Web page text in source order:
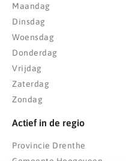
Maandag
Dinsdag
Woensdag
Donderdag
Vrijdag
Zaterdag
Zondag
Actief in de regio
Provincie Drenthe